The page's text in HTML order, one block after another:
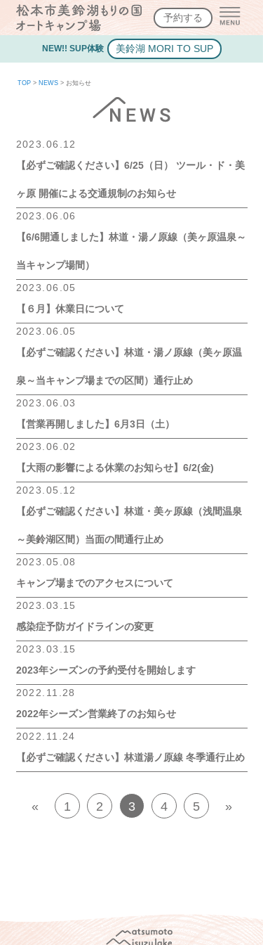
予約する
NEW!! SUP体験 美鈴湖 MORI TO SUP
TOP > NEWS > お知らせ
2023.06.12
【必ずご確認ください】6/25（日） ツール・ド・美
ヶ原 開催による交通規制のお知らせ
2023.06.06
【6/6開通しました】林道・湯ノ原線（美ヶ原温泉～
当キャンプ場間）
2023.06.05
【６月】休業日について
2023.06.05
【必ずご確認ください】林道・湯ノ原線（美ヶ原温
泉～当キャンプ場までの区間）通行止め
2023.06.03
【営業再開しました】6月3日（土）
2023.06.02
【大雨の影響による休業のお知らせ】6/2(金)
2023.05.12
【必ずご確認ください】林道・美ヶ原線（浅間温泉
～美鈴湖区間）当面の間通行止め
2023.05.08
キャンプ場までのアクセスについて
2023.03.15
感染症予防ガイドラインの変更
2023.03.15
2023年シーズンの予約受付を開始します
2022.11.28
2022年シーズン営業終了のお知らせ
2022.11.24
【必ずご確認ください】林道湯ノ原線 冬季通行止め
« 1 2 3 4 5 »